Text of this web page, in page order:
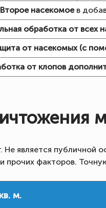
Второе насекомоев
обработка от всех
от насекомых (с
от клопов
Не является
прочих факторов.
м.